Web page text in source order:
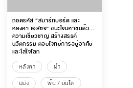
ถอดรหัส “สมาร์ทบอร์ด และ
หลังคา เอสซีจี” ชนะใจมหาชนด้วย
ความเชี่ยวชาญ สร้างสรรค์
นวัตกรรม ตอบโจทย์การอยู่อาศัย
และใส่ใจโลก
หลังคา
ฝ้า
ผนัง
พื้น / บันได